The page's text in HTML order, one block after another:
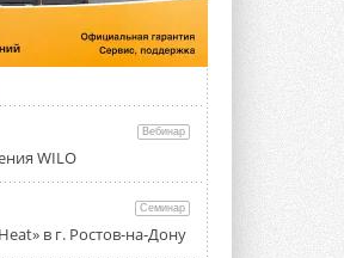
VRF-
на R32
семь типоразмеров
от 22,4 до 56 кВт.
трубопроводов ...
подвел
студенческих
«ТИМ-лидеры 2026»
конкурса «ТИМ-лидеры»
в сентябре 2026 года ...
Вебинар
WILO
Семинар
в г. Ростов-на-Дону